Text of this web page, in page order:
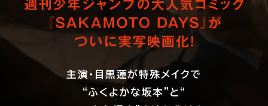
主演・目黒蓮が特殊メイクで
“ふくよかな坂本”と“